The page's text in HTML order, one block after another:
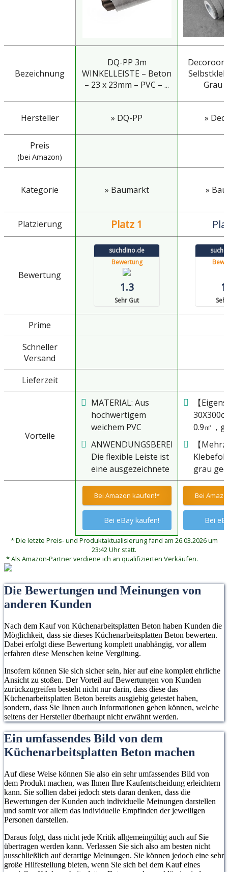
Bezeichnung
DQ-PP 3m
WINKELLEISTE – Beton
– 23 x 23mm – PVC – ...
Grau
Hersteller » DQ-PP »
Preis
(bei Amazon)
Kategorie » Baumarkt »
Platzierung Platz 1
Bewertung
suchdino.de
Bewertung
1.3
Sehr Gut
Prime
Schneller
Versand
Lieferzeit
Vorteile
MATERIAL: Aus
hochwertigem
weichem PVC
gefertigt. Das
attraktive Design der
Leisten haben wir
durch die
Anwendung von
verschiedenen
Dekorfolien erzielt.
Die Farbpalette
wurde an die
handelsüblichen
Arbeitsplatten
ANWENDUNGSBEREICH:
Die flexible Leiste ist
eine ausgezeichnete
Wahl für den
Abschluss von
Arbeitsplatten. Die
Resistenz gegen
Feuchtigkeit und die
flexiblen Ränder
machen diese
Wasser, Krümel und
【
0.9㎡，
einem
auf der
reinigen,
für
【
grau
die
mit
Bei Amazon kaufen!*
Bei eBay kaufen!
Bei
Bei
* Die letzte Preis- und Produktaktualisierung fand am 26.03.2026 um
23:42 Uhr statt.
* Als Amazon-Partner verdiene ich an qualifizierten Verkäufen.
Die Bewertungen und Meinungen von
anderen Kunden
Nach dem Kauf von Küchenarbeitsplatten Beton haben Kunden die
Möglichkeit, dass sie dieses Küchenarbeitsplatten Beton bewerten.
Dabei erfolgt diese Bewertung komplett unabhängig, vor allem
erfahren diese Menschen keine Vergütung.
Insofern können Sie sich sicher sein, hier auf eine komplett ehrliche
Ansicht zu stoßen. Der Vorteil auf Bewertungen von Kunden
zurückzugreifen besteht nicht nur darin, dass diese das
Küchenarbeitsplatten Beton bereits ausgiebig getestet haben,
sondern, dass Sie Ihnen auch Informationen geben können, welche
seitens der Hersteller überhaupt nicht erwähnt werden.
Ein umfassendes Bild von dem
Küchenarbeitsplatten Beton machen
Auf diese Weise können Sie also ein sehr umfassendes Bild von
dem Produkt machen, was Ihnen Ihre Kaufentscheidung erleichtern
kann. Sie sollten dabei jedoch stets daran denken, dass die
Bewertungen der Kunden auch individuelle Meinungen darstellen
und somit vor allem das individuelle Empfinden der jeweiligen
Personen darstellen.
Daraus folgt, dass nicht jede Kritik allgemeingültig auch auf Sie
übertragen werden kann. Verlassen Sie sich also am besten nicht
ausschließlich auf derartige Meinungen. Sie können jedoch eine sehr
große Hilfestellung bieten, wenn Sie sich bei dem Kauf eines